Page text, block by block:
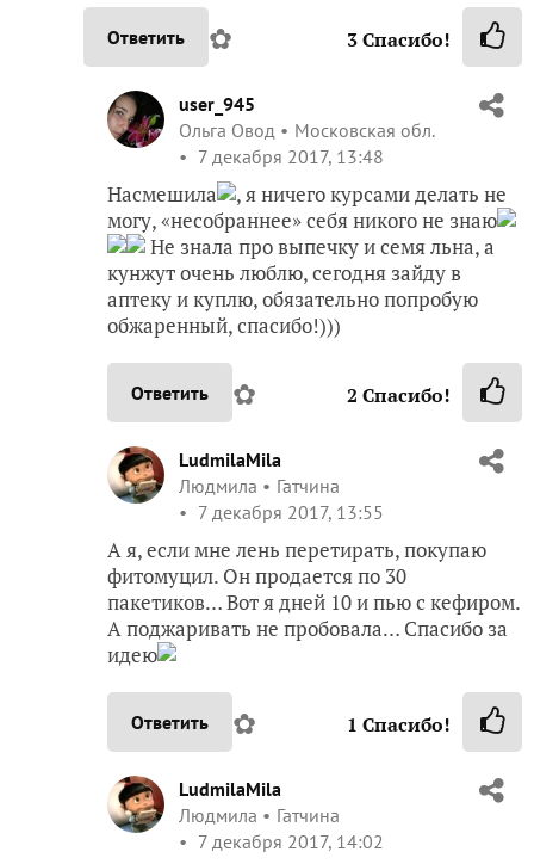
Ответить ✿ 3Спасибо!
user_945
Ольга Овод
Московская обл.
7 декабря 2017, 13:48
Насмешила
, я ничего курсами делать не
могу, «несобраннее» себя никого не знаю
Не знала про выпечку и семя льна, а
кунжут очень люблю, сегодня зайду в
аптеку и куплю, обязательно попробую
обжаренный, спасибо!)))
Ответить ✿ 2 Спасибо!
LudmilaMila
Людмила
Гатчина
7 декабря 2017, 13:55
А я, если мне лень перетирать, покупаю
фитомуцил. Он продается по 30
пакетиков… Вот я дней 10 и пью с кефиром.
А поджаривать не пробовала… Спасибо за
идею
Ответить ✿ 1 Спасибо!
LudmilaMila
Людмила
Гатчина
7 декабря 2017, 14:02